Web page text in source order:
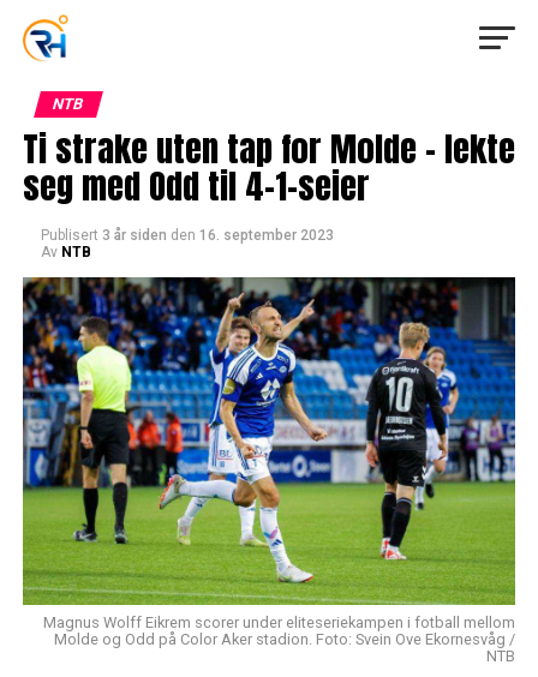
NTB
Ti strake uten tap for Molde – lekte
seg med Odd til 4-1-seier
Publisert 3 år siden den 16. september 2023
Av NTB
Magnus Wolff Eikrem scorer under eliteseriekampen i fotball mellom
Molde og Odd på Color Aker stadion. Foto: Svein Ove Ekornesvåg /
NTB